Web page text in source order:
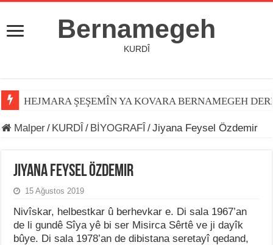
Bernamegeh
KURDÎ
HEJMARA ŞEŞEMÎN YA KOVARA BERNAMEGEH
Malper/ KURDÎ / BİYOGRAFÎ /Jiyana Feysel Özdemir
Jiyana Feysel Özdemir
15 Ağustos 2019
Nivîskar, helbestkar û berhevkar e. Di sala 1967’an
de li gundê Sîya yê bi ser Misirca Sêrtê ve ji dayîk
bûye. Di sala 1978’an de dibistana seretayî qedand,